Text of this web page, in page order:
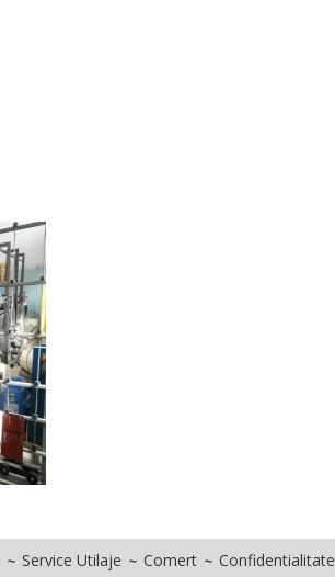
Service Utilaje Comert Confidentialitate